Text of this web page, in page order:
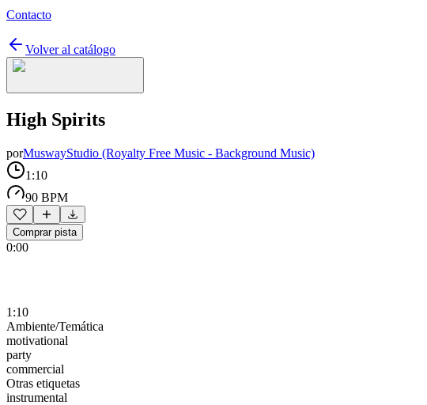
Contacto
Volver al catálogo
High Spirits
porMuswayStudio (Royalty Free Music - Background Music)
1:10
90 BPM
Comprar pista
0:00
1:10
Ambiente/Temática
motivational
party
commercial
Otras etiquetas
instrumental